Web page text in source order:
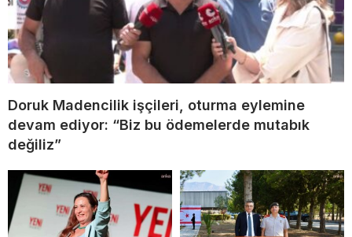
Doruk Madencilik işçileri, oturma eylemine
devam ediyor: “Biz bu ödemelerde mutabık
değiliz”